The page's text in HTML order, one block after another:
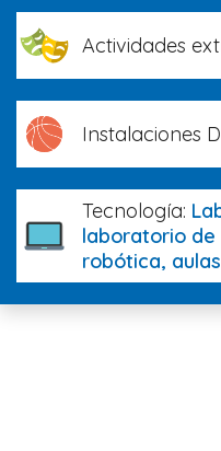
Actividades
Instalaciones
Tecnología:
laboratorio
robótica,